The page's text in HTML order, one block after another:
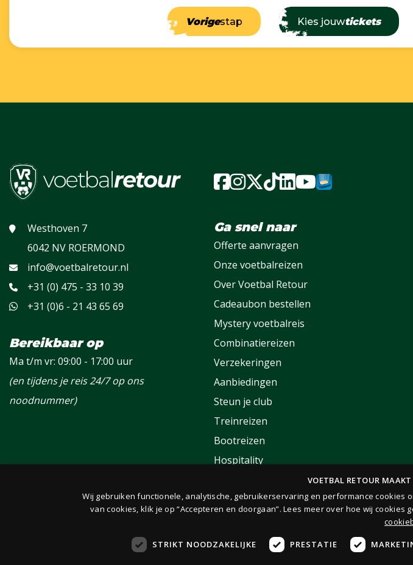
Vorigestap Kies jouwtickets
Westhoven 7
6042 NV ROERMOND
info@voetbalretour.nl
+31 (0) 475 - 33 10 39
+31 (0)6 - 21 43 65 69
Bereikbaar op
Ma t/m vr: 09:00 - 17:00 uur
(en tijdens je reis 24/7 op ons
noodnummer)
Ga snel naar
Offerte aanvragen
Onze voetbalreizen
Over Voetbal Retour
Cadeaubon bestellen
Mystery voetbalreis
Combinatiereizen
Verzekeringen
Aanbiedingen
Steun je club
Treinreizen
Bootreizen
Hospitality
Fanclub
VOETBAL RETOUR
Wij gebruiken functionele, analytische, gebruikerservaring en performance cookies
van cookies, klik je op “Accepteren en doorgaan”. Lees meer over hoe wij
STRIKT NOODZAKELIJKE PRESTATIE